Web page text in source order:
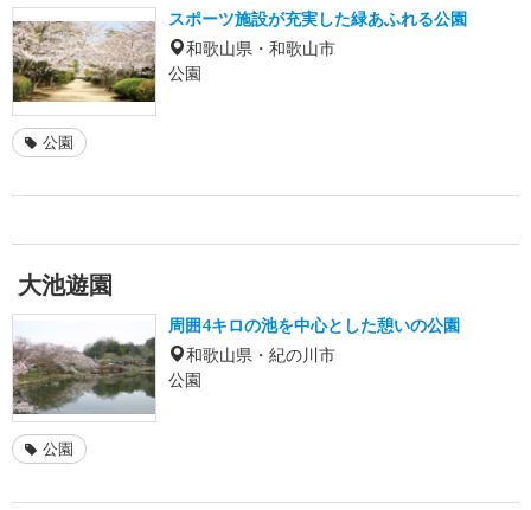
スポーツ施設が充実した緑あふれる公園
和歌山県・和歌山市
公園
公園
大池遊園
周囲4キロの池を中心とした憩いの公園
和歌山県・紀の川市
公園
公園